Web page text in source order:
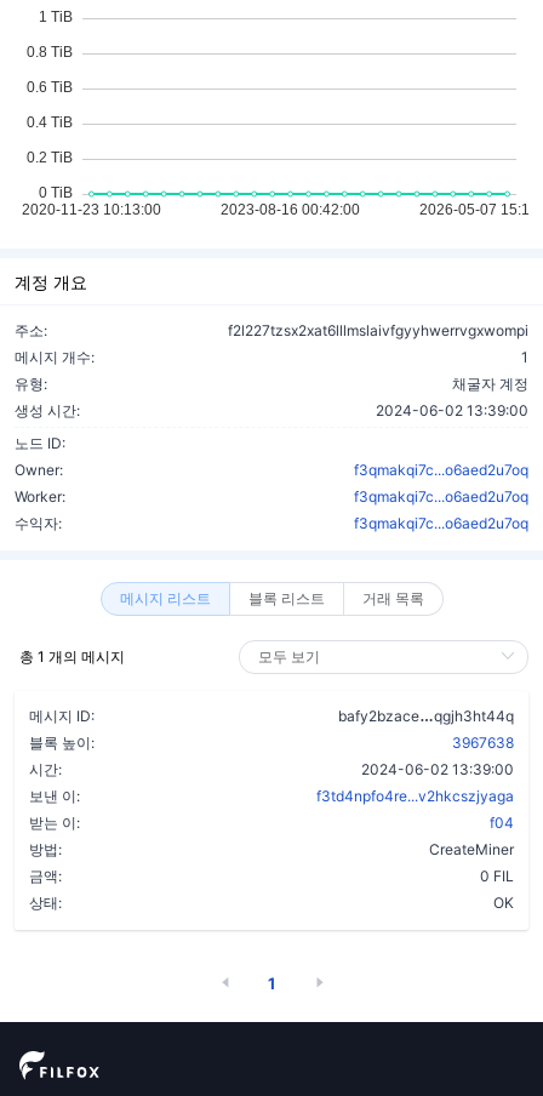
계정 개요
주소:
f2l227tzsx2xat6lllmslaivfgyyhwerrvgxwompi
메시지 개수:
1
유형:
채굴자 계정
생성 시간:
2024-06-02 13:39:00
노드 ID:
Owner:
f3qmakqi7c...o6aed2u7oq
Worker:
f3qmakqi7c...o6aed2u7oq
수익자:
f3qmakqi7c...o6aed2u7oq
메시지 리스트 블록 리스트 거래 목록
총 1 개의 메시지
메시지 ID: bafy2bzace
qgjh3ht44q
블록 높이:
3967638
시간:
2024-06-02 13:39:00
보낸 이:
f3td4npfo4re...v2hkcszjyaga
받는 이:
f04
방법:
CreateMiner
금액:
0 FIL
상태:
OK
1